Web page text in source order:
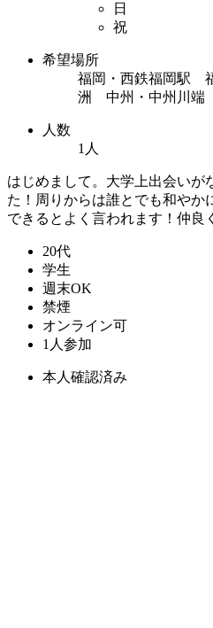
日
祝
希望場所
福岡・西鉄福岡駅
洲 中州・中州川
人数
1人
はじめまして。大学上出会いが
た！周りからは誰とでも和やか
できるとよく言われます！仲良
20代
学生
週末OK
禁煙
オンライン可
1人参加
本人確認済み